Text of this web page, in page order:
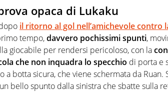
opaca di Lukaku
il ritorno al gol nell’amichevole contro
tempo,davvero pochissimi spunti,
giocabile per rendersi pericoloso, con la
che non inquadra lo specchio di porta e
a botta sicura, che viene schermata da Ruan.
bello spunto dalla sinistra che sbatte sulla